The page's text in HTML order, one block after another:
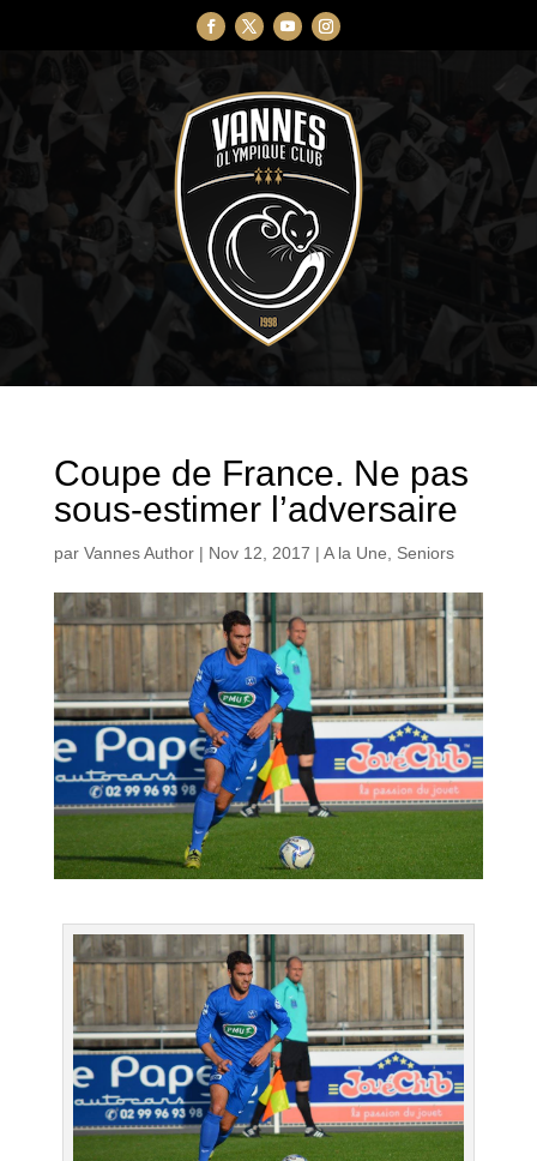
Coupe de France. Ne pas
sous-estimer l’adversaire
par Vannes Author| Nov 12, 2017 | A la Une, Seniors